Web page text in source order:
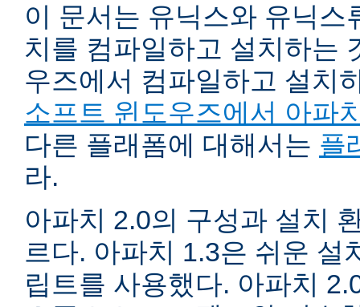
이 문서는 유닉스와 유닉스
치를 컴파일하고 설치하는
우즈에서 컴파일하고 설치
소프트 윈도우즈에서 아파
다른 플래폼에 대해서는 플
라.
아파치 2.0의 구성과 설치
르다. 아파치 1.3은 쉬운 설
립트를 사용했다. 아파치